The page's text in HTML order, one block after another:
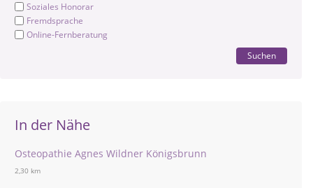
Soziales Honorar
Fremdsprache
Online-Fernberatung
Suchen
In der Nähe
Osteopathie Agnes Wildner Königsbrunn
2,30 km